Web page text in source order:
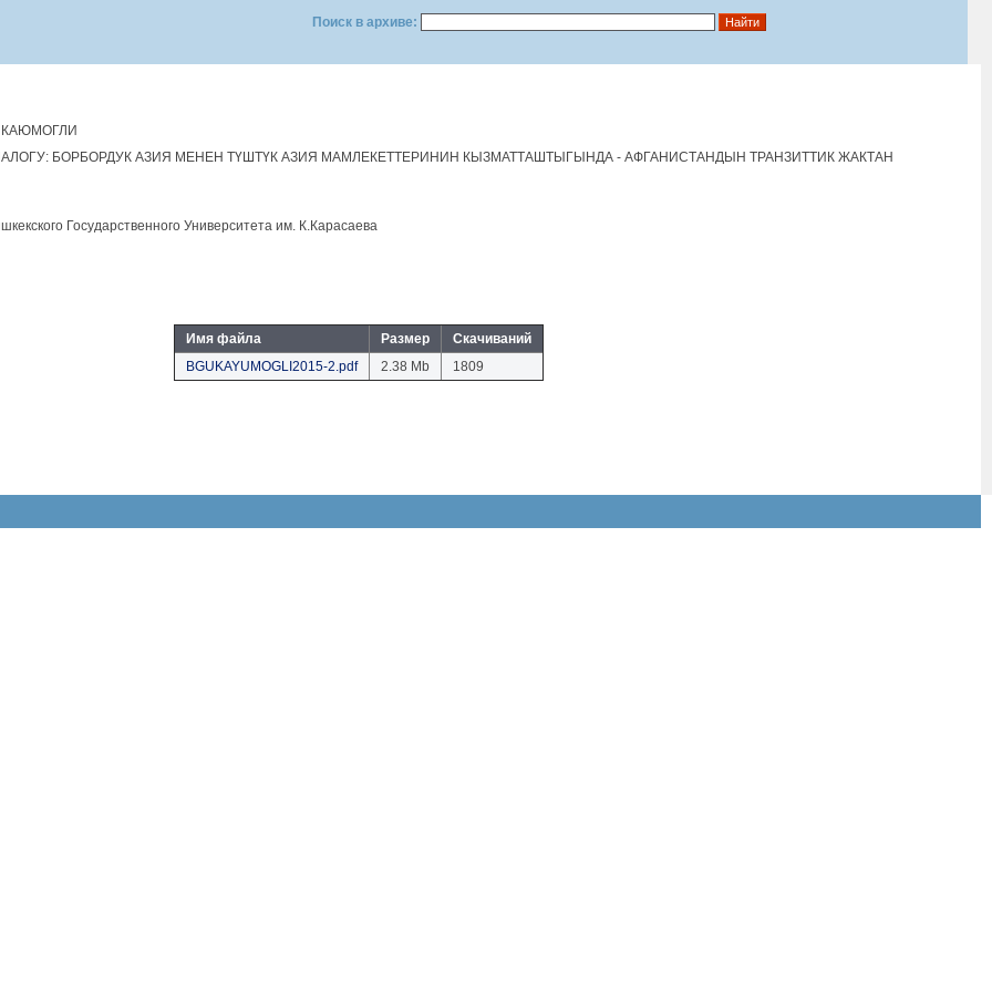
Поиск в архиве:
БОРБОРДУК АЗИЯ МЕНЕН ТҮШТҮК АЗИЯ МАМЛЕКЕТТЕРИНИН КЫЗМАТТАШТЫГЫНДА - АФГАНИСТАНДЫН ТРАНЗИТТИК ЖАКТАН
Государственного Университета им. К.Карасаева
Имя файла Размер
Скачиваний
BGUKAYUMOGLI2015-2.pdf
2.38 Mb 1809